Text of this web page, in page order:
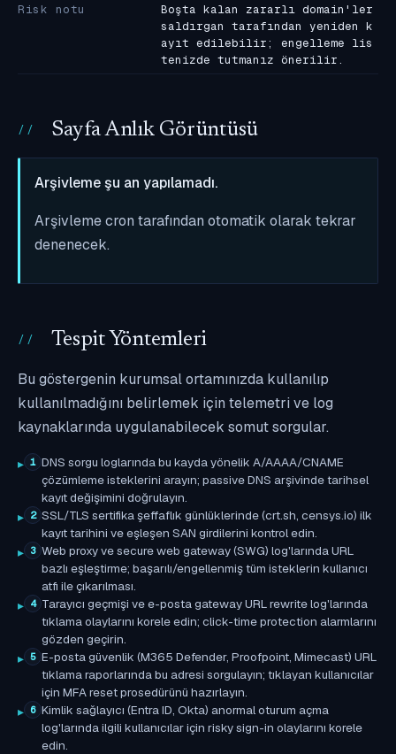
Risk notu
Boşta kalan zararlı domain'ler
saldırgan tarafından yeniden k
ayıt edilebilir; engelleme lis
tenizde tutmanız önerilir.
Sayfa Anlık Görüntüsü
Arşivleme şu an yapılamadı.
Arşivleme cron tarafından otomatik olarak tekrar
denenecek.
Tespit Yöntemleri
Bu göstergenin kurumsal ortamınızda kullanılıp
kullanılmadığını belirlemek için telemetri ve log
kaynaklarında uygulanabilecek somut sorgular.
1 DNS sorgu loglarında bu kayda yönelik A/AAAA/CNAME
çözümleme isteklerini arayın; passive DNS arşivinde tarihsel
kayıt değişimini doğrulayın.
2 SSL/TLS sertifika şeffaflık günlüklerinde (crt.sh, censys.io) ilk
kayıt tarihini ve eşleşen SAN girdilerini kontrol edin.
3 Web proxy ve secure web gateway (SWG) log'larında URL
bazlı eşleştirme; başarılı/engellenmiş tüm isteklerin kullanıcı
atfı ile çıkarılması.
4 Tarayıcı geçmişi ve e-posta gateway URL rewrite log'larında
tıklama olaylarını korele edin; click-time protection alarmlarını
gözden geçirin.
5 E-posta güvenlik (M365 Defender, Proofpoint, Mimecast) URL
tıklama raporlarında bu adresi sorgulayın; tıklayan kullanıcılar
için MFA reset prosedürünü hazırlayın.
6 Kimlik sağlayıcı (Entra ID, Okta) anormal oturum açma
log'larında ilgili kullanıcılar için risky sign-in olaylarını korele
edin.